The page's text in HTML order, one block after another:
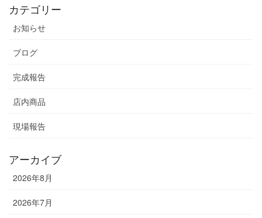
カテゴリー
お知らせ
ブログ
完成報告
店内商品
現場報告
アーカイブ
2026年8月
2026年7月